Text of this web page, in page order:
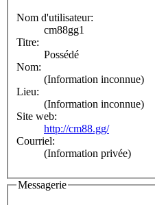
Nom d'utilisateur:
cm88gg1
Titre:
Possédé
Nom:
(Information inconnue)
Lieu:
(Information inconnue)
Site web:
http://cm88.gg/
Courriel:
(Information privée)
Messagerie